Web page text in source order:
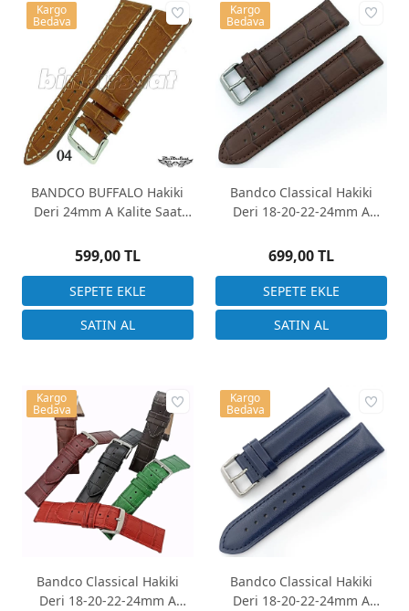
BANDCO BUFFALO Hakiki
Deri 24mm A Kalite Saat
BND2420-1
599,00 TL
Kargo
Bedava
Bandco Classical Hakiki
Deri 18-20-22-24mm A
Kahverengi
699,00 TL
Kargo
Bedava
Bandco Classical Hakiki
Deri 18-20-22-24mm A
Kargo
Bedava
Bandco Classical Hakiki
Deri 18-20-22-24mm A
Kargo
Bedava